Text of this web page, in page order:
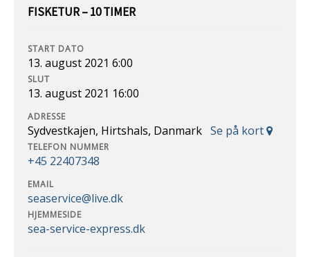
FISKETUR – 10 TIMER
START DATO
13. august 2021 6:00
SLUT
13. august 2021 16:00
ADRESSE
Sydvestkajen, Hirtshals, Danmark Se på kort
TELEFON NUMMER
+45 22407348
EMAIL
seaservice@live.dk
HJEMMESIDE
sea-service-express.dk